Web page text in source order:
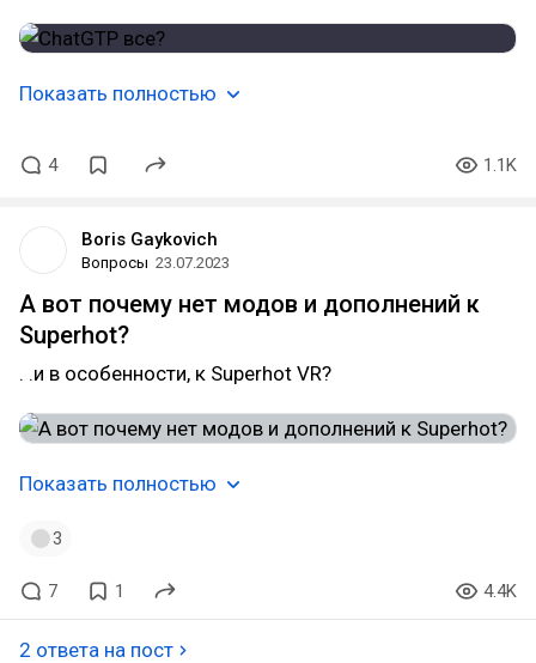
Показать полностью
4 1.1K
Boris Gaykovich
Вопросы 23.07.2023
А вот почему нет модов и дополнений к
Superhot?
. .и в особенности, к Superhot VR?
Показать полностью
3
7 1 4.4K
2 ответа на пост